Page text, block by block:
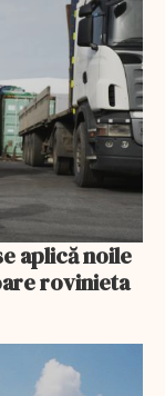
aplică noile
rovinieta